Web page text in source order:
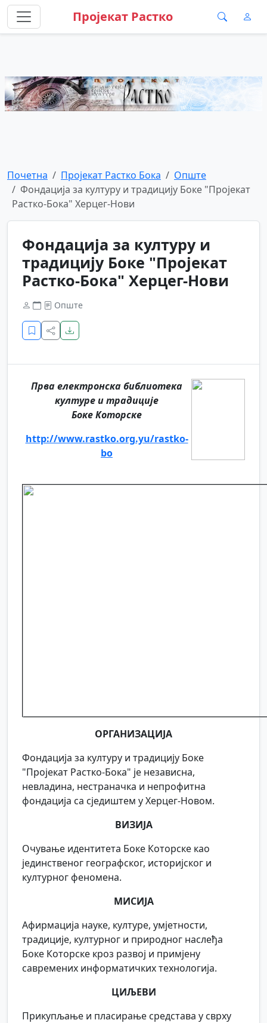
Пројекат Растко
Почетна Пројекат Растко Бока
Опште
Фондација за културу и традицију Боке "Пројекат
Растко-Бока" Херцег-Нови
Фондација за културу и
традицију Боке "Пројекат
Растко-Бока" Херцег-Нови
Опште
Прва електронска библиотека
културе и традиције
Боке Которске
http://www.rastko.org.yu/rastko-
bo
ОРГАНИЗАЦИЈА
Фондација за културу и традицију Боке
"Пројекат Растко-Бока" је независна,
невладина, нестраначка и непрофитна
фондација са сједиштем у Херцег-Новом.
ВИЗИЈА
Очување идентитета Боке Которске као
јединственог географског, историјског и
културног феномена.
МИСИЈА
Афирмација науке, културе, умјетности,
традиције, културног и природног наслеђа
Боке Которске кроз развој и примјену
савремених информатичких технологија.
ЦИЉЕВИ
Прикупљање и пласирање средстава у сврху